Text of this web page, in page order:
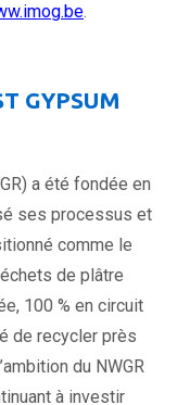
.
GYPSUM
a été fondée en
ses processus et
comme le
de plâtre
100 % en circuit
de recycler près
du NWGR
à investir